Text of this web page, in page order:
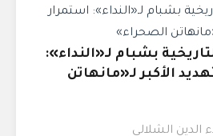
بشبام لـ«النداء»:
الأكبر لـ«مانهاتن
الدين الشلالي